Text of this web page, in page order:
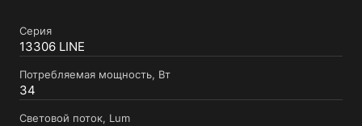
Серия
13306 LINE
Потребляемая мощность, Вт
34
Световой поток, Lum